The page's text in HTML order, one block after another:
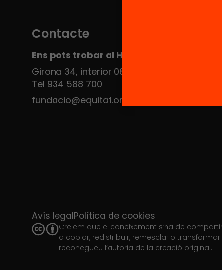
Contacte
Ens pots trobar al Hub Social
Girona 34, interior 08010 Barcelona
Tel 934 588 700
fundacio@equitat.org
Avís legalPolítica de cookies
Creiem que el coneixement s’ha de
a copiar, redistribuir, remesclar o
reconegueu l’autoria de la creació original.